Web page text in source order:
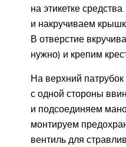
на этикетке
и накручиваем
В отверстие
нужно) и крепим
На верхний
с одной стороны
и подсоединяем
монтируем
вентиль для